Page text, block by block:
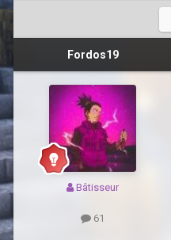
Fordos19
Bâtisseur
61